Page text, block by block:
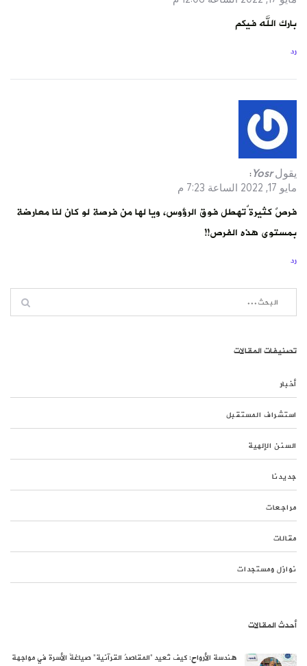
بارك الله فيكم
رد
يقول Yosr
:
مايو 17, 2022 الساعة 7:23 م
فرصٌ كثيرة ٌتهطل فوق الرؤوس، ويا لها من فرصة لو كان لنا معارضة
بمستوى هذه الفرص!!
رد
تصنيفات المقالات
أخبار
استشراف المستقبل
السنن الإلهية
جديدنا
مراجعات
مقالات
نوازل ومستجدات
أحدث المقالات
هندسة الأرواح: كيف تُعيد “المقاصدُ القرآنية” صياغةَ الأسرة في مواجهة